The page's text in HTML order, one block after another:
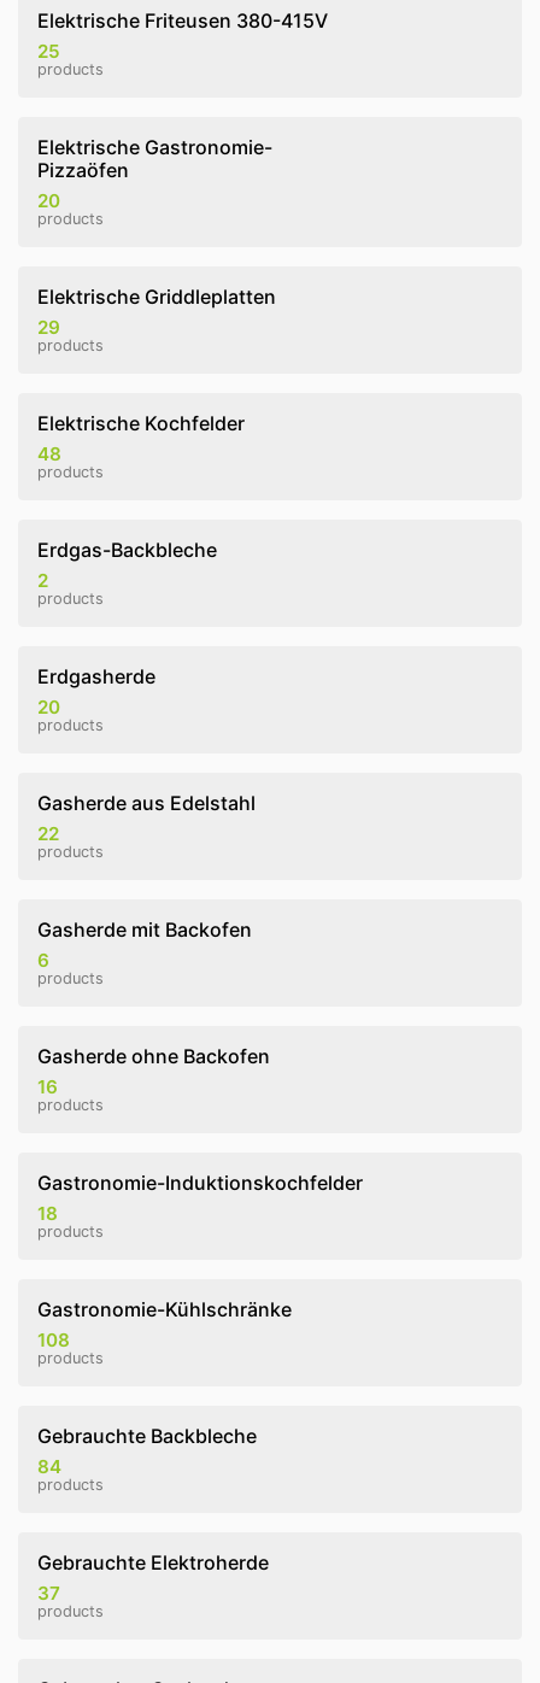
Elektrische Friteusen 380-415V
25
products
Elektrische Gastronomie-
Pizzaöfen
20
products
Elektrische Griddleplatten
29
products
Elektrische Kochfelder
48
products
Erdgas-Backbleche
2
products
Erdgasherde
20
products
Gasherde aus Edelstahl
22
products
Gasherde mit Backofen
6
products
Gasherde ohne Backofen
16
products
Gastronomie-Induktionskochfelder
18
products
Gastronomie-Kühlschränke
108
products
Gebrauchte Backbleche
84
products
Gebrauchte Elektroherde
37
products